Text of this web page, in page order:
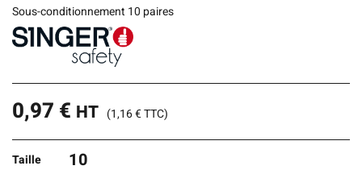
Sous-conditionnement 10 paires
0,97 € HT (1,16€TTC)
Taille 10